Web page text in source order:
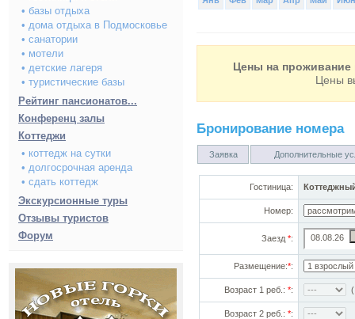
• базы отдыха
• дома отдыха в Подмосковье
• санатории
• мотели
• детские лагеря
• туристические базы
Рейтинг пансионатов...
Конференц залы
Коттеджи
• коттедж на сутки
• долгосрочная аренда
• сдать коттедж
Экскурсионные туры
Отзывы туристов
Форум
Цены на проживание
Цены
Бронирование номера
Заявка Дополнительные
Гостиница:
Номер:
Заезд *:
Размещение:*:
Возраст 1 реб.: *:
Возраст 2 реб.: *: